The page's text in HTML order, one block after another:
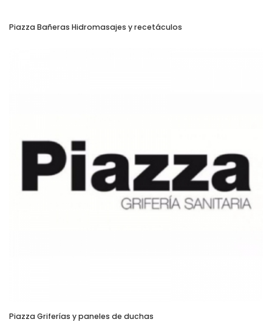
Piazza Bañeras Hidromasajes y recetáculos
Piazza Griferías y paneles de duchas